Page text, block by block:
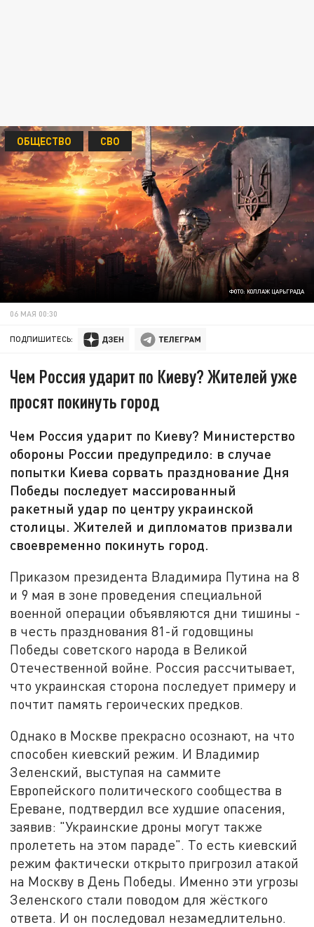
ФОТО: КОЛЛАЖ ЦАРЬГРАДА
ОБЩЕСТВО СВО
06 МАЯ 00:30
ПОДПИШИТЕСЬ:
Чем Россия ударит по Киеву? Жителей уже
просят покинуть город
Чем Россия ударит по Киеву? Министерство
обороны России предупредило: в случае
попытки Киева сорвать празднование Дня
Победы последует массированный
ракетный удар по центру украинской
столицы. Жителей и дипломатов призвали
своевременно покинуть город.
Приказом президента Владимира Путина на 8
и 9 мая в зоне проведения специальной
военной операции объявляются дни тишины -
в честь празднования 81-й годовщины
Победы советского народа в Великой
Отечественной войне. Россия рассчитывает,
что украинская сторона последует примеру и
почтит память героических предков.
Однако в Москве прекрасно осознают, на что
способен киевский режим. И Владимир
Зеленский, выступая на саммите
Европейского политического сообщества в
Ереване, подтвердил все худшие опасения,
заявив: "Украинские дроны могут также
пролететь на этом параде". То есть киевский
режим фактически открыто пригрозил атакой
на Москву в День Победы. Именно эти угрозы
Зеленского стали поводом для жёсткого
ответа. И он последовал незамедлительно.